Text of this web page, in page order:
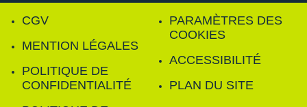
CGV
MENTION LÉGALES
POLITIQUE DE
CONFIDENTIALITÉ
PARAMÈTRES DES
COOKIES
ACCESSIBILITÉ
PLAN DU SITE